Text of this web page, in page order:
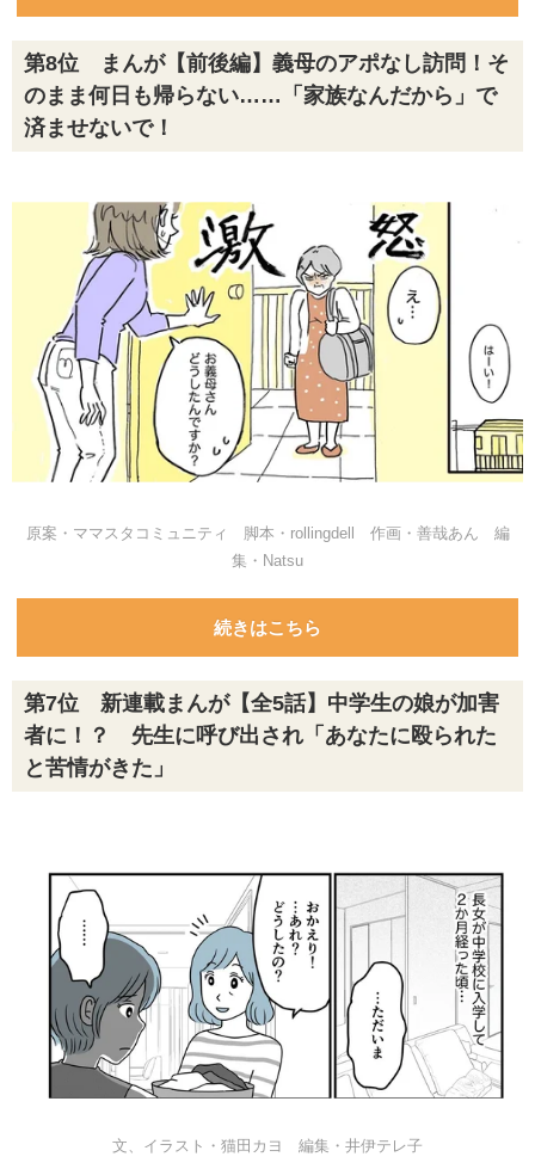
第8位 まんが【前後編】義母のアポなし訪問！そ
のまま何日も帰らない……「家族なんだから」で
済ませないで！
原案・ママスタコミュニティ 脚本・rollingdell 作画・善哉あん 編
集・Natsu
続きはこちら
第7位 新連載まんが【全5話】中学生の娘が加害
者に！？ 先生に呼び出され「あなたに殴られた
と苦情がきた」
文、イラスト・猫田カヨ 編集・井伊テレ子